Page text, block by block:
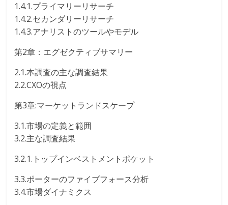
1.4.1.プライマリーリサーチ
1.4.2.セカンダリーリサーチ
1.4.3.アナリストのツールやモデル
第2章：エグゼクティブサマリー
2.1.本調査の主な調査結果
2.2.CXOの視点
第3章:マーケットランドスケープ
3.1.市場の定義と範囲
3.2.主な調査結果
3.2.1.トップインベストメントポケット
3.3.ポーターのファイブフォース分析
3.4.市場ダイナミクス